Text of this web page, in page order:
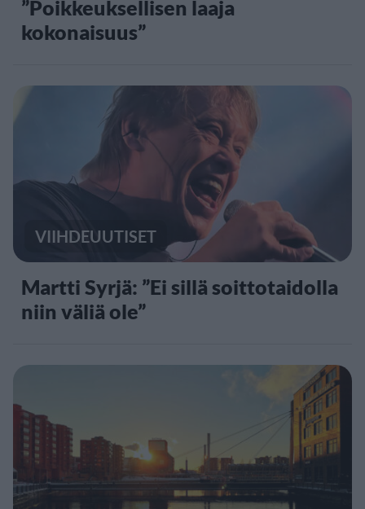
”Poikkeuksellisen laaja
kokonaisuus”
VIIHDEUUTISET
Martti Syrjä: ”Ei sillä soittotaidolla
niin väliä ole”